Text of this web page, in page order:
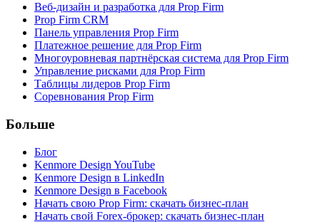
Веб-дизайн и разработка для Prop Firm
Prop Firm CRM
Панель управления Prop Firm
Платежное решение для Prop Firm
Многоуровневая партнёрская система для Prop Firm
Управление рисками для Prop Firm
Таблицы лидеров Prop Firm
Соревнования Prop Firm
Больше
Блог
Kenmore Design YouTube
Kenmore Design в LinkedIn
Kenmore Design в Facebook
Начать свою Prop Firm: скачать бизнес-план
Начать свой Forex-брокер: скачать бизнес-план